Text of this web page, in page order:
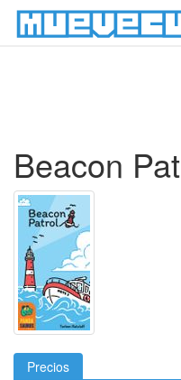
Beacon
Precios